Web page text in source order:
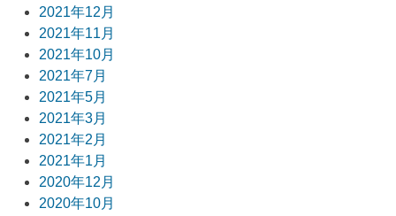
2021年12月
2021年11月
2021年10月
2021年7月
2021年5月
2021年3月
2021年2月
2021年1月
2020年12月
2020年10月